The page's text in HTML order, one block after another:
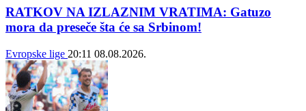
RATKOV NA IZLAZNIM VRATIMA: Gatuzo
mora da preseče šta će sa Srbinom!
Evropske lige 20:11 08.08.2026.